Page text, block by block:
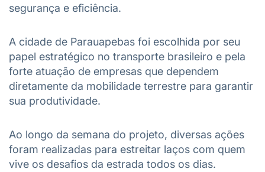
segurança e eficiência.
A cidade de Parauapebas foi escolhida por seu
papel estratégico no transporte brasileiro e pela
forte atuação de empresas que dependem
diretamente da mobilidade terrestre para garantir
sua produtividade.
Ao longo da semana do projeto, diversas ações
foram realizadas para estreitar laços com quem
vive os desafios da estrada todos os dias.